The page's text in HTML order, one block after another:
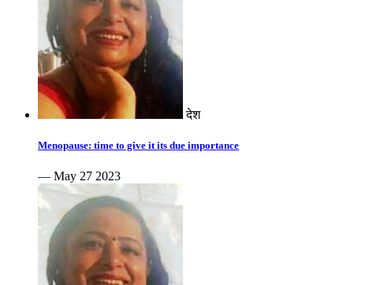
देश
Menopause: time to give it its due importance
— May 27 2023